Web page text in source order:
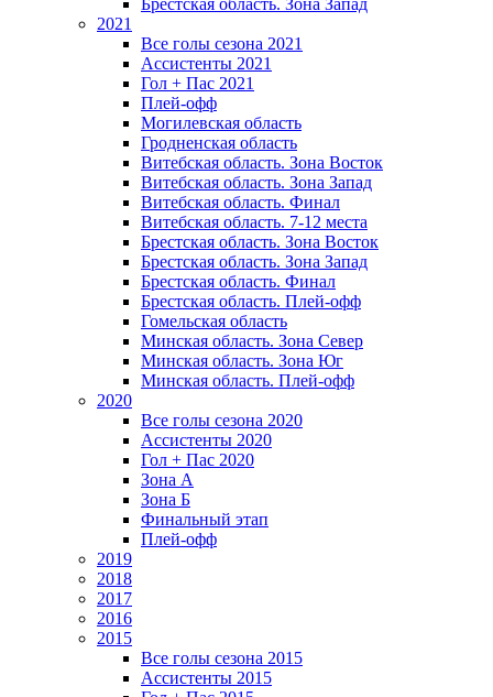
Брестская область. Зона Запад
2021
Все голы сезона 2021
Ассистенты 2021
Гол + Пас 2021
Плей-офф
Могилевская область
Гродненская область
Витебская область. Зона Восток
Витебская область. Зона Запад
Витебская область. Финал
Витебская область. 7-12 места
Брестская область. Зона Восток
Брестская область. Зона Запад
Брестская область. Финал
Брестская область. Плей-офф
Гомельская область
Минская область. Зона Север
Минская область. Зона Юг
Минская область. Плей-офф
2020
Все голы сезона 2020
Ассистенты 2020
Гол + Пас 2020
Зона А
Зона Б
Финальный этап
Плей-офф
2019
2018
2017
2016
2015
Все голы сезона 2015
Ассистенты 2015